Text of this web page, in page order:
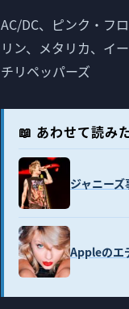
AC/DC、ピンク・フ
リン、メタリカ、イ
チリペッパーズ
📖 あわせて読み
ジャニー
Appleのエ